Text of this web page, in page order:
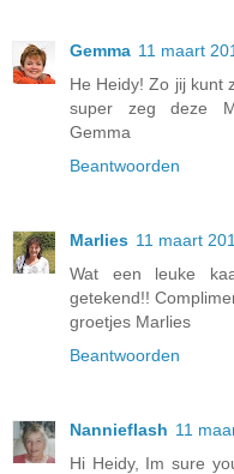
Gemma 11 maart
He Heidy! Zo jij kunt
super zeg deze
Gemma
Beantwoorden
Marlies 11 maart
Wat een leuke
getekend!!
groetjes Marlies
Beantwoorden
Nannieflash 11
Hi Heidy, Im sure